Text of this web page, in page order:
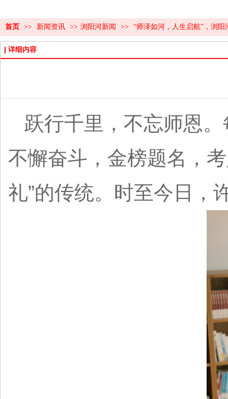
首页 >> 新闻资讯 >> 浏阳河新闻 >> “师泽如河，人生启航”，浏阳
详细内容
跃行千里，不忘师恩
不懈奋斗，金榜题名，
礼”的传统。时至今日，